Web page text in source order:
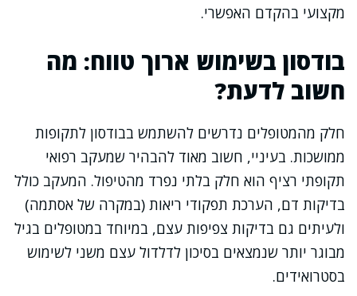
מקצועי בהקדם האפשרי.
בודסון בשימוש ארוך טווח: מה
חשוב לדעת?
חלק מהמטופלים נדרשים להשתמש בבודסון לתקופות
ממושכות. בעיניי, חשוב מאוד להבהיר שמעקב רפואי
תקופתי רציף הוא חלק בלתי נפרד מהטיפול. המעקב כולל
בדיקות דם, הערכת תפקודי ריאות (במקרה של אסתמה)
ולעיתים גם בדיקות צפיפות עצם, במיוחד במטופלים בגיל
מבוגר יותר שנמצאים בסיכון לדלדול עצם משני לשימוש
בסטרואידים.